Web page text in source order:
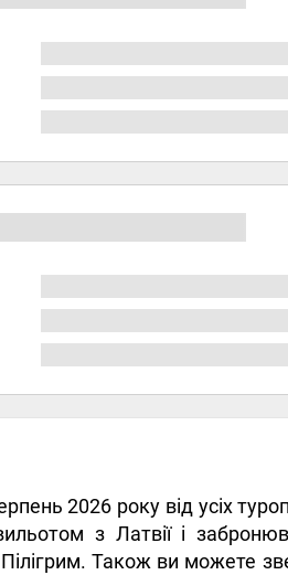
2026 року від усіх
з Латвії і
Також ви можете